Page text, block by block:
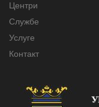
Центри
Службе
Услуге
Контакт